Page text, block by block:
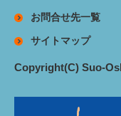
お問合せ先一覧
サイトマップ
Copyright(C) Suo-